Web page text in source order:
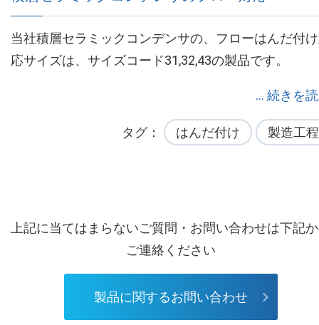
当社積層セラミックコンデンサの、フローはんだ付
応サイズは、サイズコード31,32,43の製品です。
... 続きを
タグ はんだ付け 製造工程
上記に当てはまらないご質問・お問い合わせは下記
ご連絡ください
製品に関するお問い合わせ